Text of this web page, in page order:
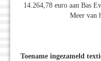
14.264,78 euro aan Bas
Meer van
Toename ingezameld